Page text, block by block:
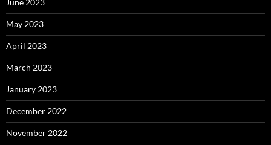
May 2023
April 2023
March 2023
January 2023
December 2022
November 2022